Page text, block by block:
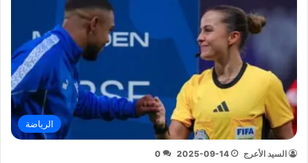
الرياضة
السيد الأعرج 2025-09-14
0